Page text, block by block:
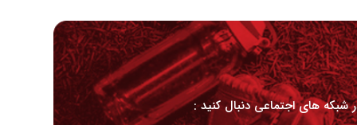
شبکه های اجتماعی دنبال کنید :